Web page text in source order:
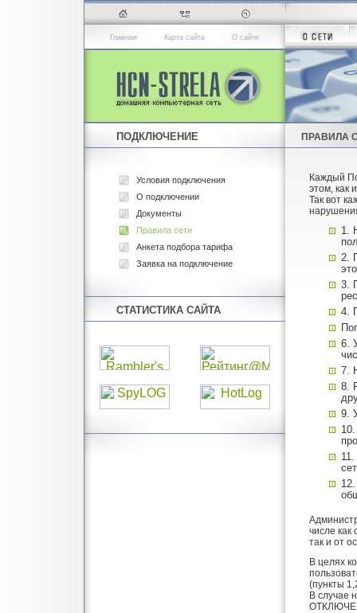
Главная Карта сайта О сайте
ПОДКЛЮЧЕНИЕ ПРАВИЛА
Условия подключения
О подключении
Документы
Правила сети
Анкета подбора тарифа
Заявка на подключение
СТАТИСТИКА САЙТА
Каждый
этом, как
Так вот
1.
2.
3.
4.
6.
7.
8.
9.
числе как
так и от
В целях
(пункты
В случае